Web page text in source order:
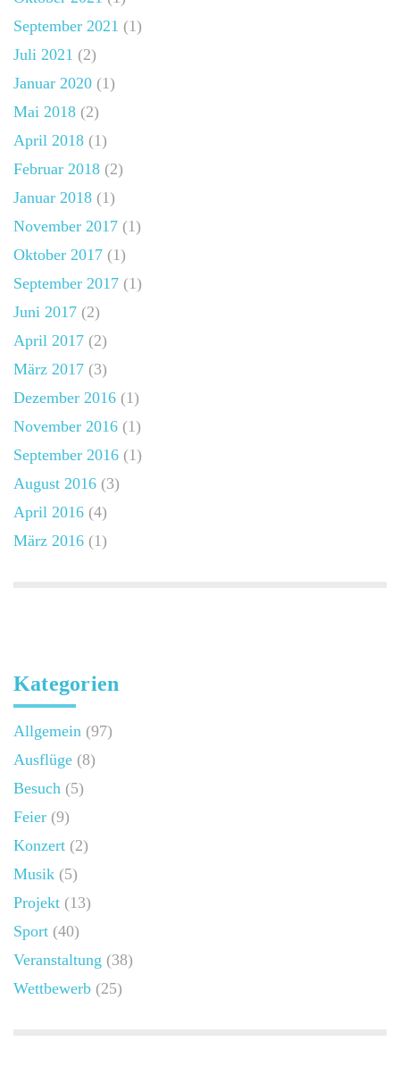
September 2021 (1)
Juli 2021 (2)
Januar 2020 (1)
Mai 2018 (2)
April 2018 (1)
Februar 2018 (2)
Januar 2018 (1)
November 2017 (1)
Oktober 2017 (1)
September 2017 (1)
Juni 2017 (2)
April 2017 (2)
März 2017 (3)
Dezember 2016 (1)
November 2016 (1)
September 2016 (1)
August 2016 (3)
April 2016 (4)
März 2016 (1)
Kategorien
Allgemein (97)
Ausflüge (8)
Besuch (5)
Feier (9)
Konzert (2)
Musik (5)
Projekt (13)
Sport (40)
Veranstaltung (38)
Wettbewerb (25)